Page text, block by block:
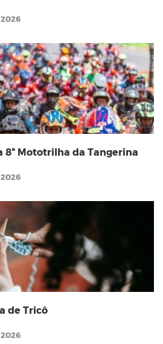
8ª Mototrilha da Tangerina
de Tricô